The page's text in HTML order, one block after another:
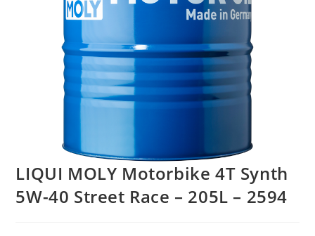
LIQUI MOLY Motorbike 4T Synth
5W-40 Street Race – 205L – 2594